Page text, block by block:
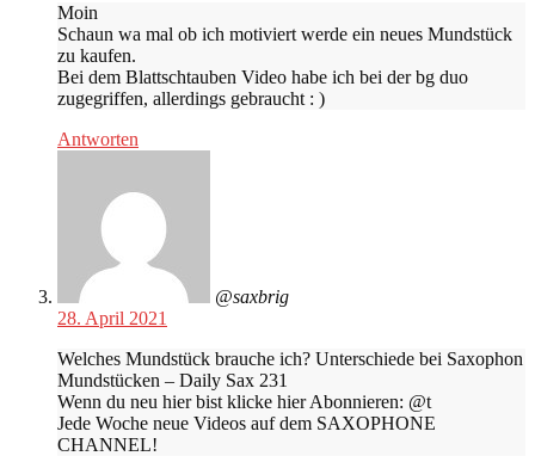
Moin
Schaun wa mal ob ich motiviert werde ein neues Mundstück
zu kaufen.
Bei dem Blattschtauben Video habe ich bei der bg duo
zugegriffen, allerdings gebraucht : )
Antworten
@saxbrig
28. April 2021
Welches Mundstück brauche ich? Unterschiede bei Saxophon
Mundstücken – Daily Sax 231
Wenn du neu hier bist klicke hier Abonnieren: @t​
Jede Woche neue Videos auf dem SAXOPHONE
CHANNEL!